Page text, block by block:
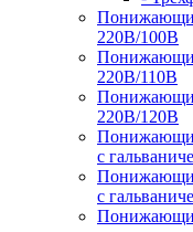
220В/100В
220В/110В
220В/120В
с
с